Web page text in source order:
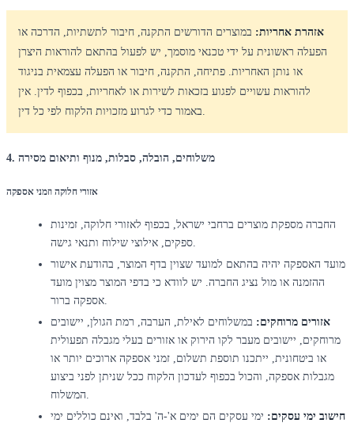
אזהרת אחריות: במוצרים הדורשים התקנה, חיבור לתשתיות, הדרכה או
הפעלה ראשונית על ידי טכנאי מוסמך, יש לפעול בהתאם להוראות היצרן
או נותן האחריות. פתיחה, התקנה, חיבור או הפעלה עצמאית בניגוד
להוראות עשויים לפגוע בזכאות לשירות או לאחריות, בכפוף לדין. אין
4. משלוחים, הובלה, סבלות, מנוף ותיאום מסירה
אזורי חלוקה וזמני אספקה
החברה מספקת מוצרים ברחבי ישראל, בכפוף לאזורי חלוקה, זמינות
מועד האספקה יהיה בהתאם למועד שצוין בדף המוצר, בהודעת אישור
ההזמנה או מול נציג החברה. יש לוודא כי בדפי המוצר מצוין מועד
אזורים מרוחקים: במשלוחים לאילת, הערבה, רמת הגולן, יישובים
מרוחקים, יישובים מעבר לקו הירוק או אזורים בעלי מגבלה תפעולית
או ביטחונית, ייתכנו תוספת תשלום, זמני אספקה ארוכים יותר או
מגבלות אספקה, והכול בכפוף לעדכון הלקוח ככל שניתן לפני ביצוע
חישוב ימי עסקים: ימי עסקים הם ימים א'-ה' בלבד, ואינם כוללים ימי